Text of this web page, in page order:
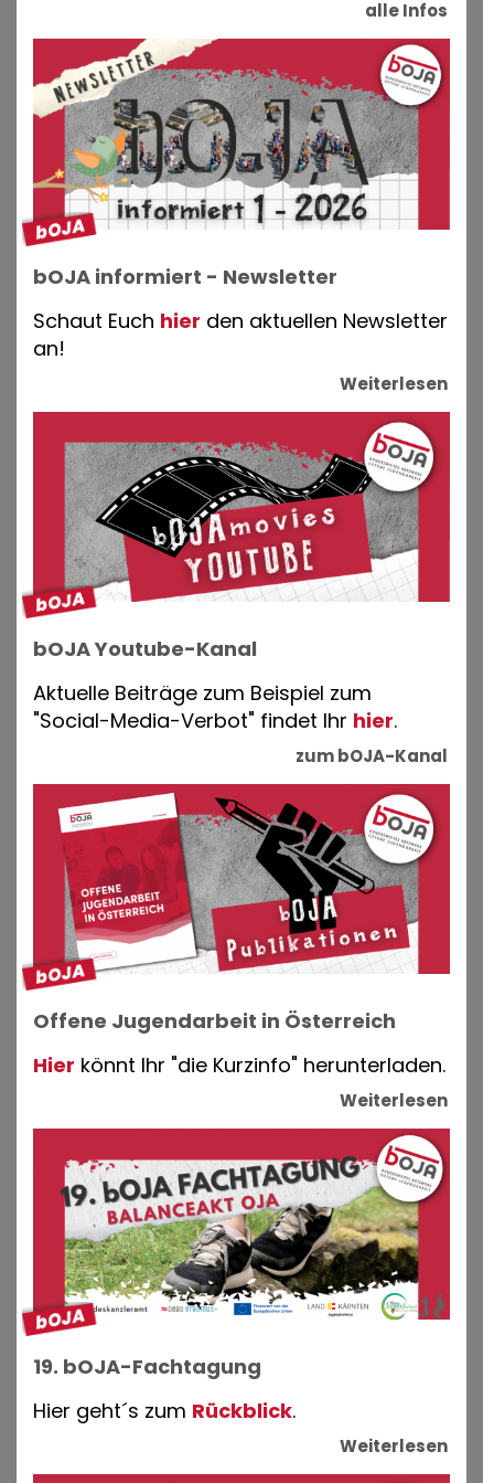
alle Infos
bOJA informiert - Newsletter
Schaut Euch hier den aktuellen Newsletter
an!
Weiterlesen
bOJA Youtube-Kanal
Aktuelle Beiträge zum Beispiel zum
"Social-Media-Verbot" findet Ihr hier.
zum bOJA-Kanal
Offene Jugendarbeit in Österreich
Hier könnt Ihr "die Kurzinfo" herunterladen.
Weiterlesen
19. bOJA-Fachtagung
Hier geht´s zum Rückblick.
Weiterlesen